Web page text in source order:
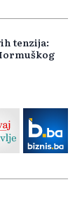
tenzija: